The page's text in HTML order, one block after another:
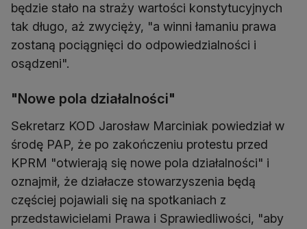
będzie stało na straży wartości konstytucyjnych
tak długo, aż zwycięży, "a winni łamaniu prawa
zostaną pociągnięci do odpowiedzialności i
osądzeni".
"Nowe pola działalności"
Sekretarz KOD Jarosław Marciniak powiedział w
środę PAP, że po zakończeniu protestu przed
KPRM "otwierają się nowe pola działalności" i
oznajmił, że działacze stowarzyszenia będą
częściej pojawiali się na spotkaniach z
przedstawicielami Prawa i Sprawiedliwości, "aby